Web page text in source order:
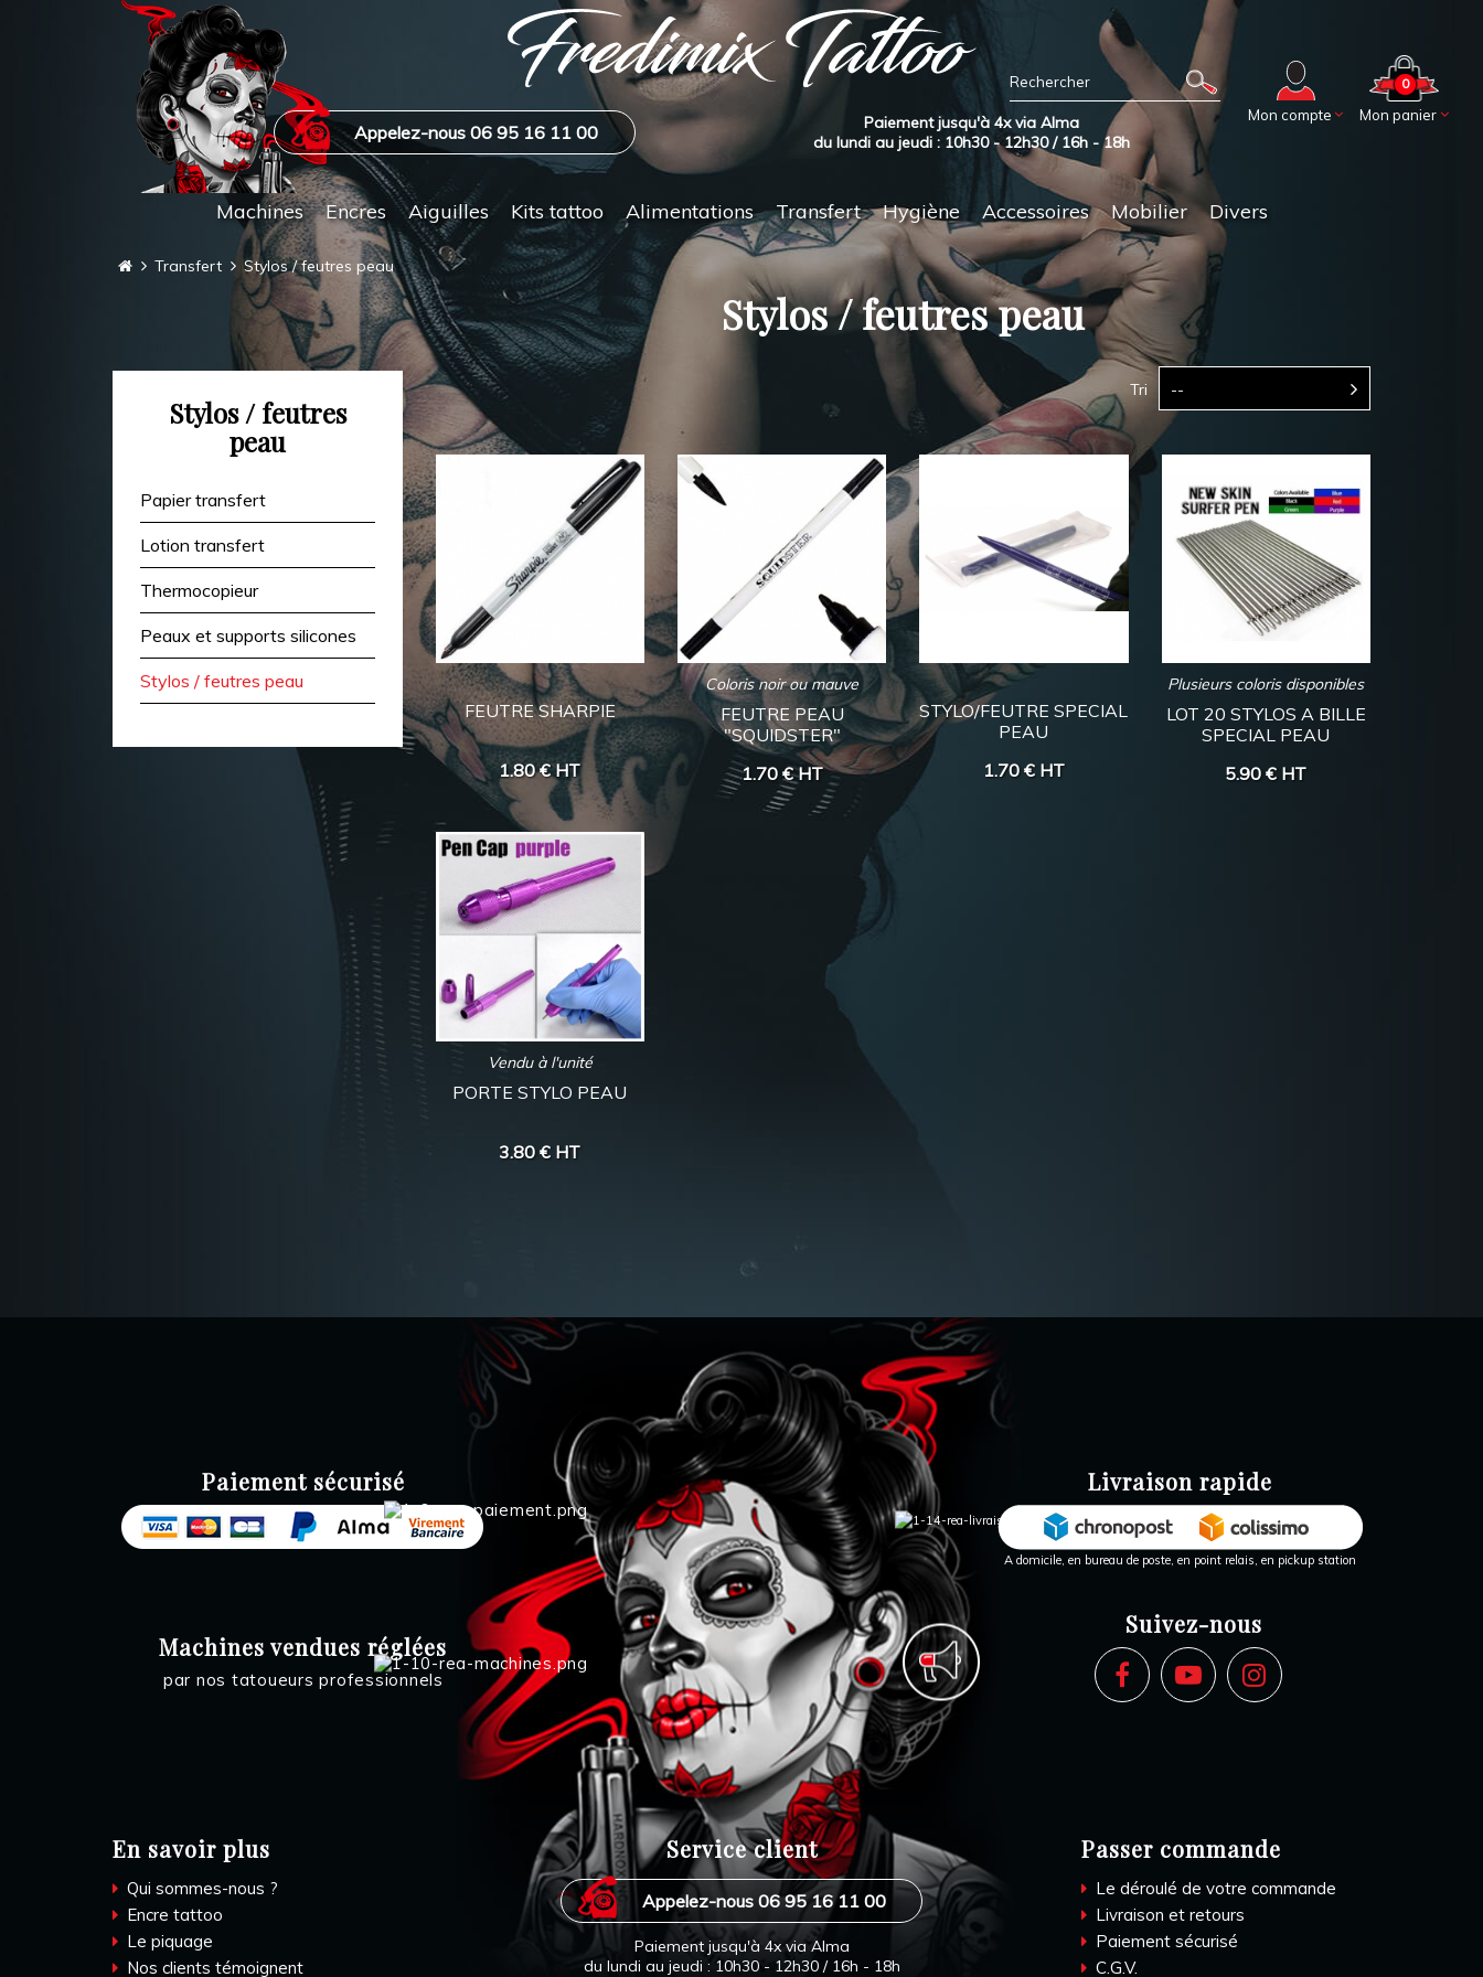
Mon panier
0
Mon compte
Appelez-nous 06 95 16 11 00
Paiement jusqu'à 4x via Alma
du lundi au jeudi : 10h30 - 12h30 / 16h - 18h
Machines Encres Aiguilles Kits tattoo Alimentations Transfert Hygiène Accessoires Mobilier Divers
Transfert Stylos / feutres peau
Stylos / feutres
peau
Papier transfert
Lotion transfert
Thermocopieur
Peaux et supports silicones
Stylos / feutres peau
Stylos / feutres peau
Tri --
FEUTRE SHARPIE
1.80 €HT
Coloris noir ou mauve
FEUTRE PEAU
"SQUIDSTER"
1.70 €HT
STYLO/FEUTRE SPECIAL
PEAU
1.70 € HT
Plusieurs coloris disponibles
LOT 20 STYLOS A BILLE
SPECIAL PEAU
5.90 € HT
Vendu à l'unité
PORTE STYLO PEAU
3.80 € HT
Paiement sécurisé
Machines vendues réglées
par nos tatoueurs professionnels
Livraison rapide
A domicile, en bureau de poste, en point relais, en pickup station
Suivez-nous
En savoir plus
Qui sommes-nous ?
Encre tattoo
Le piquage
Nos clients témoignent
Service client
Appelez-nous 06 95 16 11 00
Paiement jusqu'à 4x via Alma
du lundi au jeudi : 10h30 - 12h30 / 16h - 18h
Passer commande
Le déroulé de votre commande
Livraison et retours
Paiement sécurisé
C.G.V.